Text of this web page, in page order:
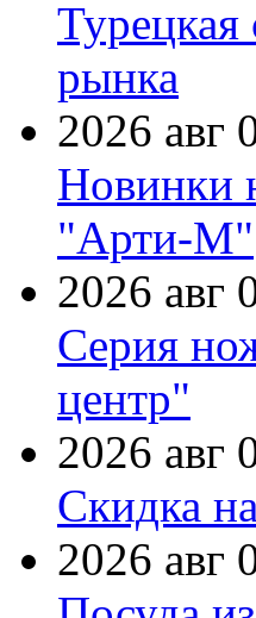
Турецкая
рынка
2026 авг
Новинки
"Арти-М"
2026 авг
Серия
центр"
2026 авг
Скидка
2026 авг